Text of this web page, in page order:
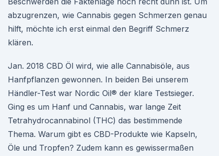
abzugrenzen, wie Cannabis gegen Schmerzen genau
hilft, möchte ich erst einmal den Begriff Schmerz
klären.
Jan. 2018 CBD Öl wird, wie alle Cannabisöle, aus
Hanfpflanzen gewonnen. In beiden Bei unserem
Händler-Test war Nordic Oil® der klare Testsieger.
Ging es um Hanf und Cannabis, war lange Zeit
Tetrahydrocannabinol (THC) das bestimmende
Thema. Warum gibt es CBD-Produkte wie Kapseln,
Öle und Tropfen? Zudem kann es gewissermaßen